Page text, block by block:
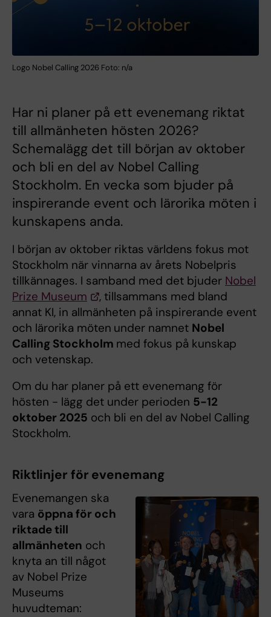
Logo Nobel Calling 2026 Foto: n/a
Har ni planer på ett evenemang riktat
till allmänheten hösten 2026?
Schemalägg det till början av oktober
och bli en del av Nobel Calling
Stockholm. En vecka som bjuder på
inspirerande event och lärorika möten i
kunskapens anda.
I början av oktober riktas världens fokus mot
Stockholm när vinnarna av årets Nobelpris
tillkännages. I samband med det bjuder Nobel
Prize Museum
, tillsammans med bland
annat KI, in allmänheten på inspirerande event
och lärorika möten under namnet Nobel
Calling Stockholm med fokus på kunskap
och vetenskap.
Om du har planer på ett evenemang för
hösten - lägg det under perioden 5-12
oktober 2025 och bli en del av Nobel Calling
Stockholm.
Riktlinjer för evenemang
Evenemangen ska
vara öppna för och
riktade till
allmänheten och
knyta an till något
av Nobel Prize
Museums
huvudteman: